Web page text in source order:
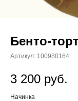
Бенто-
Артикул: 100980164
3 200 руб.
Начинка